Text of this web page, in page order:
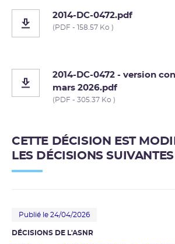
2014-DC-0472.pdf
(PDF - 158.57 Ko )
2014-DC-0472 - version
mars 2026.pdf
(PDF - 305.37 Ko )
CETTE DÉCISION EST
LES DÉCISIONS SUIVANTES
Publié le 24/04/2026
DÉCISIONS DE L'ASNR